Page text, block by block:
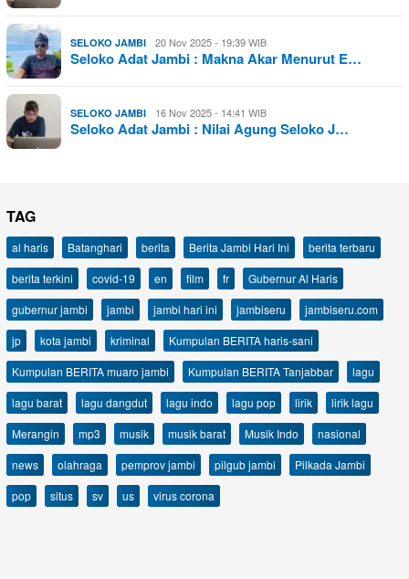
SELOKO JAMBI 20 Nov 2025 - 19:39 WIB
Seloko Adat Jambi : Makna Akar Menurut E…
SELOKO JAMBI 16 Nov 2025 - 14:41 WIB
Seloko Adat Jambi : Nilai Agung Seloko J…
TAG
al haris Batanghari berita Berita Jambi Hari Ini
berita terbaru
berita terkini
covid-19 en film fr
Gubernur Al Haris
gubernur jambi
jambi jambi hari ini jambiseru
jambiseru.com
jp
kota jambi kriminal
Kumpulan BERITA haris-sani
Kumpulan BERITA muaro jambi
Kumpulan BERITA Tanjabbar
lagu
lagu barat
lagu dangdut lagu indo lagu pop lirik
lirik lagu
Merangin
mp3 musik musik barat Musik Indo
nasional
news
olahraga pemprov jambi pilgub jambi
Pilkada Jambi
pop
situs sv us virus corona